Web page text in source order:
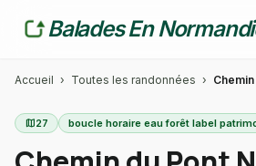
Balades En
Accueil › Toutes les randonnées ›
map27 boucle horaire eau forêt label